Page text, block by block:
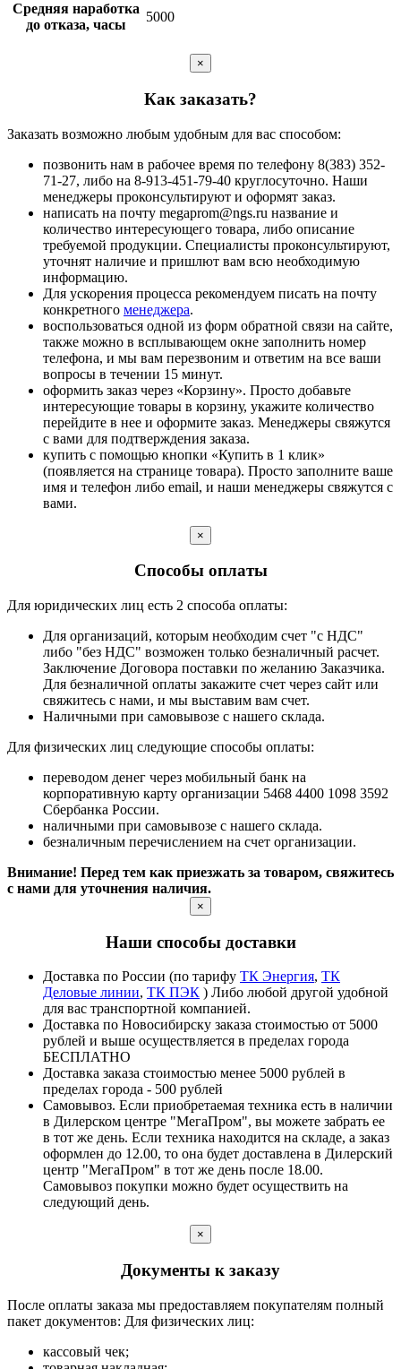
Средняя наработка
до отказа, часы
5000
×
Как заказать?
Заказать возможно любым удобным для вас способом:
позвонить нам в рабочее время по телефону 8(383) 352-
71-27, либо на 8-913-451-79-40 круглосуточно. Наши
менеджеры проконсультируют и оформят заказ.
написать на почту megaprom@ngs.ru название и
количество интересующего товара, либо описание
требуемой продукции. Специалисты проконсультируют,
уточнят наличие и пришлют вам всю необходимую
информацию.
Для ускорения процесса рекомендуем писать на почту
конкретного менеджера.
воспользоваться одной из форм обратной связи на сайте,
также можно в всплывающем окне заполнить номер
телефона, и мы вам перезвоним и ответим на все ваши
вопросы в течении 15 минут.
оформить заказ через «Корзину». Просто добавьте
интересующие товары в корзину, укажите количество
перейдите в нее и оформите заказ. Менеджеры свяжутся
с вами для подтверждения заказа.
купить с помощью кнопки «Купить в 1 клик»
(появляется на странице товара). Просто заполните ваше
имя и телефон либо email, и наши менеджеры свяжутся с
вами.
×
Способы оплаты
Для юридических лиц есть 2 способа оплаты:
Для организаций, которым необходим счет "с НДС"
либо "без НДС" возможен только безналичный расчет.
Заключение Договора поставки по желанию Заказчика.
Для безналичной оплаты закажите счет через сайт или
свяжитесь с нами, и мы выставим вам счет.
Наличными при самовывозе с нашего склада.
Для физических лиц следующие способы оплаты:
переводом денег через мобильный банк на
корпоративную карту организации 5468 4400 1098 3592
Сбербанка России.
наличными при самовывозе с нашего склада.
безналичным перечислением на счет организации.
Внимание! Перед тем как приезжать за товаром, свяжитесь
с нами для уточнения наличия.
×
Наши способы доставки
Доставка по России (по тарифу ТК Энергия, ТК
Деловые линии, ТК ПЭК ) Либо любой другой удобной
для вас транспортной компанией.
Доставка по Новосибирску заказа стоимостью от 5000
рублей и выше осуществляется в пределах города
БЕСПЛАТНО
Доставка заказа стоимостью менее 5000 рублей в
пределах города - 500 рублей
Самовывоз. Если приобретаемая техника есть в наличии
в Дилерском центре "МегаПром", вы можете забрать ее
в тот же день. Если техника находится на складе, а заказ
оформлен до 12.00, то она будет доставлена в Дилерский
центр "МегаПром" в тот же день после 18.00.
Самовывоз покупки можно будет осуществить на
следующий день.
×
Документы к заказу
После оплаты заказа мы предоставляем покупателям полный
пакет документов: Для физических лиц:
кассовый чек;